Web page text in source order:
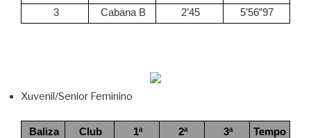
3
Cabana B 2’45 5’56”97
Xuvenil/Senior Feminino
Baliza Club
1ª
2ª
3ª
Tempo